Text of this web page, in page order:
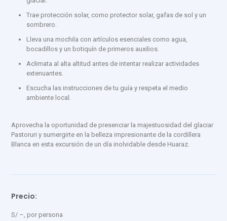
Trae protección solar, como protector solar, gafas de sol y un
sombrero.
Lleva una mochila con artículos esenciales como agua,
bocadillos y un botiquín de primeros auxilios.
Aclimata al alta altitud antes de intentar realizar actividades
extenuantes.
Escucha las instrucciones de tu guía y respeta el medio
ambiente local.
Aprovecha la oportunidad de presenciar la majestuosidad del glaciar
Pastoruri y sumergirte en la belleza impresionante de la cordillera
Blanca en esta excursión de un día inolvidable desde Huaraz.
Precio:
S/ –, por persona